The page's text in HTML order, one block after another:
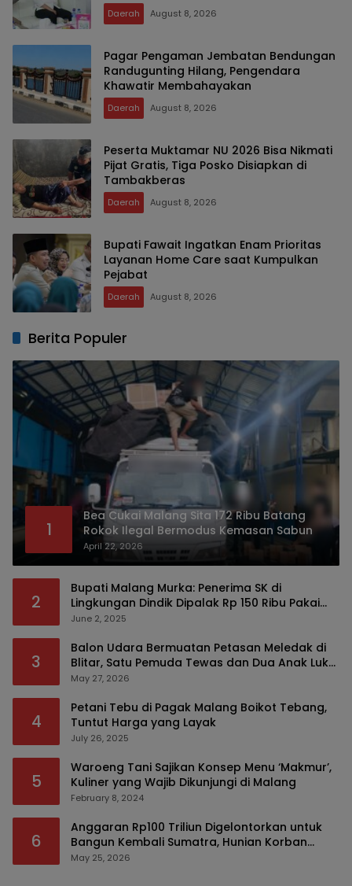
Daerah August 8, 2026
Pagar Pengaman Jembatan Bendungan
Randugunting Hilang, Pengendara
Khawatir Membahayakan
Daerah August 8, 2026
Peserta Muktamar NU 2026 Bisa Nikmati
Pijat Gratis, Tiga Posko Disiapkan di
Tambakberas
Daerah August 8, 2026
Bupati Fawait Ingatkan Enam Prioritas
Layanan Home Care saat Kumpulkan
Pejabat
Daerah August 8, 2026
Berita Populer
1
Bea Cukai Malang Sita 172 Ribu Batang
Rokok Ilegal Bermodus Kemasan Sabun
April 22, 2026
2
Bupati Malang Murka: Penerima SK di
Lingkungan Dindik Dipalak Rp 150 Ribu Pakai
Modus Tumpengan, KPK Turut Pantau
June 2, 2025
3
Balon Udara Bermuatan Petasan Meledak di
Blitar, Satu Pemuda Tewas dan Dua Anak Luka
Serius
May 27, 2026
4
Petani Tebu di Pagak Malang Boikot Tebang,
Tuntut Harga yang Layak
July 26, 2025
5
Waroeng Tani Sajikan Konsep Menu ‘Makmur’,
Kuliner yang Wajib Dikunjungi di Malang
February 8, 2024
6
Anggaran Rp100 Triliun Digelontorkan untuk
Bangun Kembali Sumatra, Hunian Korban
Bencana Bakal Difokuskan
May 25, 2026